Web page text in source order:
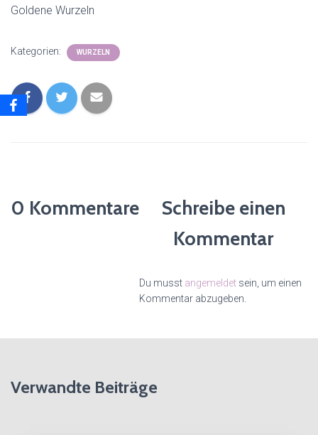
Goldene Wurzeln
Kategorien: WURZELN
0 Kommentare
Schreibe einen
Kommentar
Du musst angemeldet sein, um einen
Kommentar abzugeben.
Verwandte Beiträge